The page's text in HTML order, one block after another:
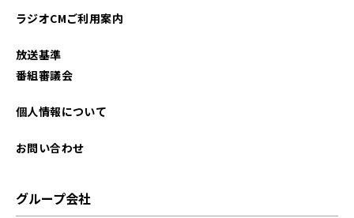
ラジオCMご利用案内
放送基準
番組審議会
個人情報について
お問い合わせ
グループ会社